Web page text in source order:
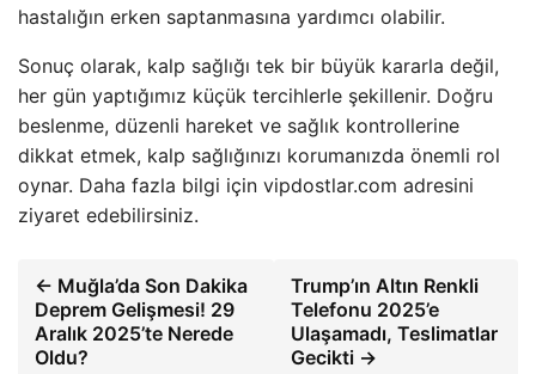
hastalığın erken saptanmasına yardımcı olabilir.
Sonuç olarak, kalp sağlığı tek bir büyük kararla değil,
her gün yaptığımız küçük tercihlerle şekillenir. Doğru
beslenme, düzenli hareket ve sağlık kontrollerine
dikkat etmek, kalp sağlığınızı korumanızda önemli rol
oynar. Daha fazla bilgi için vipdostlar.com adresini
ziyaret edebilirsiniz.
← Muğla’da Son Dakika
Deprem Gelişmesi! 29
Aralık 2025’te Nerede
Oldu?
Trump’ın Altın Renkli
Telefonu 2025’e
Ulaşamadı, Teslimatlar
Gecikti →